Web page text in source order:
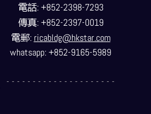
電話: +852-2398-7293
傳真: +852-2397-0019
電郵: ricabldg@hkstar.com
whatsapp: +852-9165-5989
- - - - - - - - - - - - - - - - - - - - -